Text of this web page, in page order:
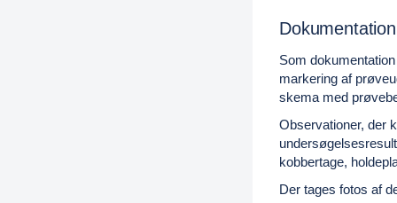
Dokumentation
Som
markering af
skema med
Observationer, der
kobbertage,
Der tages fotos af